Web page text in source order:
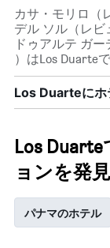
カサ・モリロ（
デル ソル（レビ
ドゥアルテ ガ
）はLos Duarte
Los Duarteにホ
Los
ョンを発見
パナマのホテル